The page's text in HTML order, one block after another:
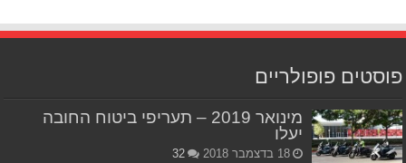
פוסטים פופולריים
מינואר 2019 – תעריפי ביטוח החובה
יעלו
18 בדצמבר 2018 32